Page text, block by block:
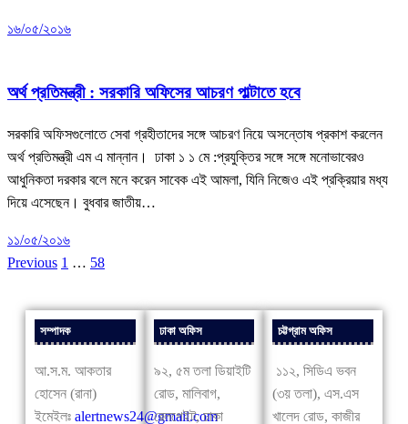
১৬/০৫/২০১৬
অর্থ প্রতিমন্ত্রী : সরকারি অফিসের আচরণ পাল্টাতে হবে
সরকারি অফিসগুলোতে সেবা গ্রহীতাদের সঙ্গে আচরণ নিয়ে অসন্তোষ প্রকাশ করলেন
অর্থ প্রতিমন্ত্রী এম এ মান্নান। ঢাকা ১ ১ মে :প্রযুক্তির সঙ্গে সঙ্গে মনোভাবেরও
আধুনিকতা দরকার বলে মনে করেন সাবেক এই আমলা, যিনি নিজেও এই প্রক্রিয়ার মধ্য
দিয়ে এসেছেন। বুধবার জাতীয়…
১১/০৫/২০১৬
Previous 1 … 58
সম্পাদক
আ.স.ম. আকতার
হোসেন (রানা)
ইমেইলঃ alertnews24@gmail.com
ঢাকা অফিস
৯২, ৫ম তলা ডিয়াইটি
রোড, মালিবাগ,
রেলগেইট, ঢাকা
চট্টগ্রাম অফিস
১১২, সিডিএ ভবন
(৩য় তলা), এস.এস
খালেদ রোড, কাজীর